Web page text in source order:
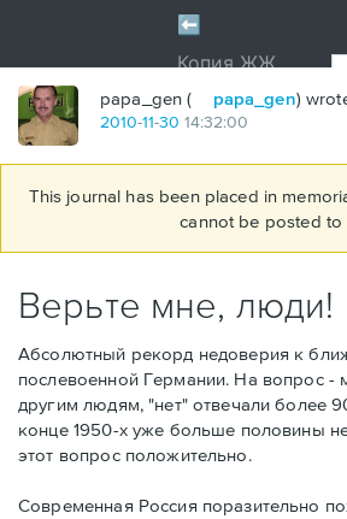
papa_gen ( papa_gen)
2010-11-30 14:32:00
This journal has been placed in
cannot be posted to
Верьте мне, люди!
Абсолютный рекорд недоверия к
послевоенной Германии. На вопрос -
другим людям, "нет" отвечали более
конце 1950-х уже больше половины
этот вопрос положительно.
Современная Россия поразительно